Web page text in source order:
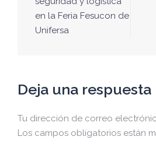
de
entradas
en la Feria Fesucon de
Unifersa
Deja una respuesta
Tu dirección de correo
Los campos obligatorios están